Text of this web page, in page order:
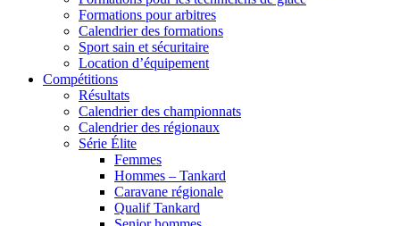
Formations pour arbitres
Calendrier des formations
Sport sain et sécuritaire
Location d’équipement
Compétitions
Résultats
Calendrier des championnats
Calendrier des régionaux
Série Élite
Femmes
Hommes – Tankard
Caravane régionale
Qualif Tankard